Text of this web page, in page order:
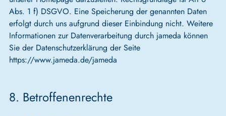
Abs. 1 f) DSGVO. Eine Speicherung der genannten Daten
erfolgt durch uns aufgrund dieser Einbindung nicht. Weitere
Informationen zur Datenverarbeitung durch jameda können
Sie der Datenschutzerklärung der Seite
https://www.jameda.de/jameda
8. Betroffenenrechte